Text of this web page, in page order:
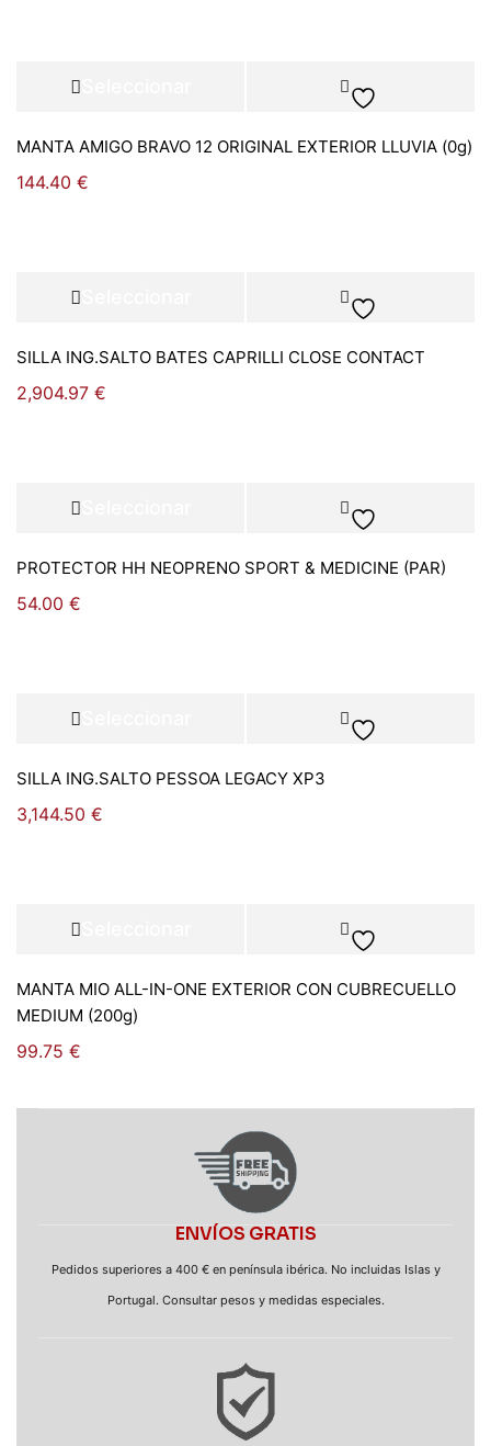
MANTA AMIGO BRAVO 12 ORIGINAL EXTERIOR LLUVIA (0g)
144.40 €
opciones
SILLA ING.SALTO BATES CAPRILLI CLOSE CONTACT
2,904.97 €
opciones
PROTECTOR HH NEOPRENO SPORT & MEDICINE (PAR)
54.00 €
opciones
SILLA ING.SALTO PESSOA LEGACY XP3
3,144.50 €
opciones
MANTA MIO ALL-IN-ONE EXTERIOR CON CUBRECUELLO
MEDIUM (200g)
99.75 €
opciones
ENVÍOS GRATIS
Pedidos superiores a 400 € en península ibérica. No incluidas Islas y
Portugal. Consultar pesos y medidas especiales.